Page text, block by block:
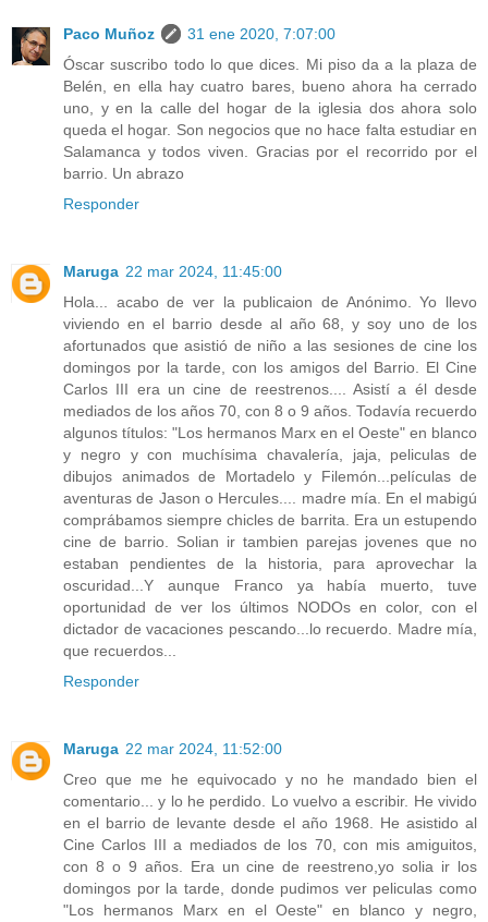
Paco Muñoz
31 ene 2020, 7:07:00
Óscar suscribo todo lo que dices. Mi piso da a la plaza de
Belén, en ella hay cuatro bares, bueno ahora ha cerrado
uno, y en la calle del hogar de la iglesia dos ahora solo
queda el hogar. Son negocios que no hace falta estudiar en
Salamanca y todos viven. Gracias por el recorrido por el
barrio. Un abrazo
Responder
Maruga 22 mar 2024, 11:45:00
Hola... acabo de ver la publicaion de Anónimo. Yo llevo
viviendo en el barrio desde al año 68, y soy uno de los
afortunados que asistió de niño a las sesiones de cine los
domingos por la tarde, con los amigos del Barrio. El Cine
Carlos III era un cine de reestrenos.... Asistí a él desde
mediados de los años 70, con 8 o 9 años. Todavía recuerdo
algunos títulos: "Los hermanos Marx en el Oeste" en blanco
y negro y con muchísima chavalería, jaja, peliculas de
dibujos animados de Mortadelo y Filemón...películas de
aventuras de Jason o Hercules.... madre mía. En el mabigú
comprábamos siempre chicles de barrita. Era un estupendo
cine de barrio. Solian ir tambien parejas jovenes que no
estaban pendientes de la historia, para aprovechar la
oscuridad...Y aunque Franco ya había muerto, tuve
oportunidad de ver los últimos NODOs en color, con el
dictador de vacaciones pescando...lo recuerdo. Madre mía,
que recuerdos...
Responder
Maruga 22 mar 2024, 11:52:00
Creo que me he equivocado y no he mandado bien el
comentario... y lo he perdido. Lo vuelvo a escribir. He vivido
en el barrio de levante desde el año 1968. He asistido al
Cine Carlos III a mediados de los 70, con mis amiguitos,
con 8 o 9 años. Era un cine de reestreno,yo solia ir los
domingos por la tarde, donde pudimos ver peliculas como
"Los hermanos Marx en el Oeste" en blanco y negro,